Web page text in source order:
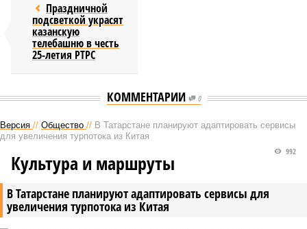
Праздничной
подсветкой украсят
казанскую
телебашню в честь
25-летия РТРС
КОММЕНТАРИИ 0
Версия // Общество // В Татарстане планируют адаптировать сервисы
для увеличения турпотока из Китая
В Татарстане планируют адаптировать сервисы для
увеличения турпотока из Китая
992
Культура и маршруты